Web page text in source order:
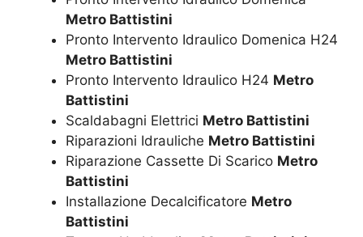
Metro Battistini
Pronto Intervento Idraulico Domenica H24
Metro Battistini
Pronto Intervento Idraulico H24 Metro
Battistini
Scaldabagni Elettrici Metro Battistini
Riparazioni Idrauliche Metro Battistini
Riparazione Cassette Di Scarico Metro
Battistini
Installazione Decalcificatore Metro
Battistini